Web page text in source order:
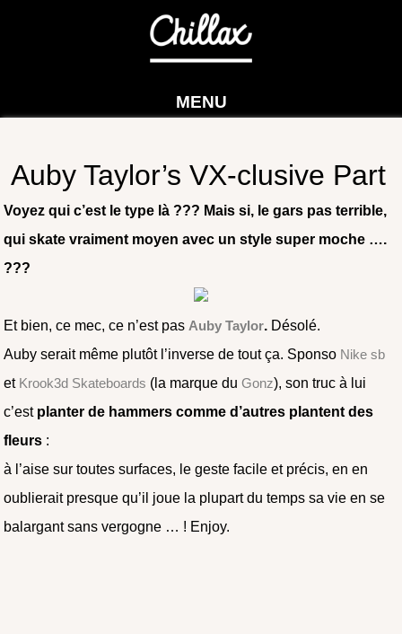
MENU
Auby Taylor’s VX-clusive Part
Voyez qui c’est le type là ??? Mais si, le gars pas terrible,
qui skate vraiment moyen avec un style super moche ….
???
Et bien, ce mec, ce n’est pas Auby Taylor. Désolé.
Auby serait même plutôt l’inverse de tout ça. Sponso Nike sb
et Krook3d Skateboards (la marque duGonz), son truc à lui
c’est planter de hammers comme d’autres plantent des
fleurs :
à l’aise sur toutes surfaces, le geste facile et précis, en en
oublierait presque qu’il joue la plupart du temps sa vie en se
balargant sans vergogne … ! Enjoy.